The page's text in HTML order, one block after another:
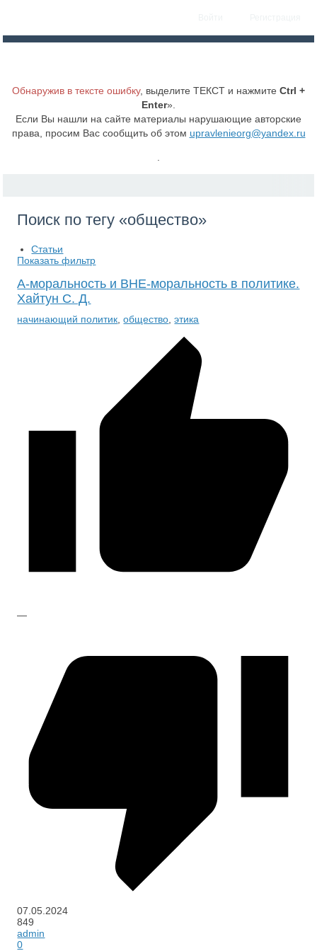
Обнаружив в тексте ошибку, выделите ТЕКСТ и нажмите Ctrl +
Enter».
Если Вы нашли на сайте материалы нарушающие авторские
права, просим Вас сообщить об этом upravlenieorg@yandex.ru
Поиск по тегу «общество»
Статьи
Показать фильтр
А-моральность и ВНЕ-моральность в политике.
Хайтун С. Д.
начинающий политик ,общество ,этика
—
07.05.2024
849
admin
0